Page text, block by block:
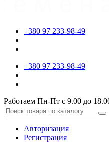
+380 97 233-98-49
+380 97 233-98-49
Работаем Пн-Пт с 9.00 до
Авторизация
Регистрация